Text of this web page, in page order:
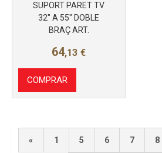
SUPORT PARET TV
32" A 55" DOBLE
BRAÇ ART.
64,13 €
COMPRAR
« 1 5 6 7 8